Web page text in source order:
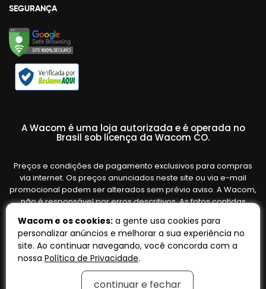
SEGURANÇA
A Wacom é uma loja autorizada e é operada no
Brasil sob licença da Wacom CO.
Preços e condições de pagamento exclusivos para compras
via internet. Os preços anunciados neste site ou via e-mail
promocional podem ser alterados sem prévio aviso. A Wacom,
não é responsável por erros descritivos. As fotos contidas
variar de acordo com o fornecedor/lote do fabricante. Ofertas
válidas até o término de nossos estoques. Vendas sujeitas à
análise e confirmação de dados.
Wacom e os cookies: a gente usa cookies para
personalizar anúncios e melhorar a sua experiência no
site. Ao continuar navegando, você concorda com a
nossa Política de Privacidade.
continuar e fechar